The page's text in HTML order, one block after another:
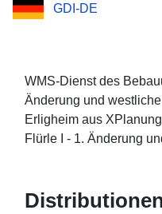
GDI-DE
WMS-Dienst des
Änderung und
Erligheim aus
Flürle I - 1. Änderung